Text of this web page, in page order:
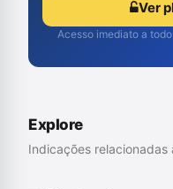
Ver
Acesso imediato a
Explore
Indicações